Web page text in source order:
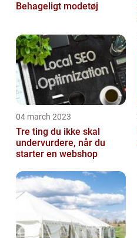
Behageligt modetøj
04 march 2023
Tre ting du ikke skal
undervurdere, når du
starter en webshop